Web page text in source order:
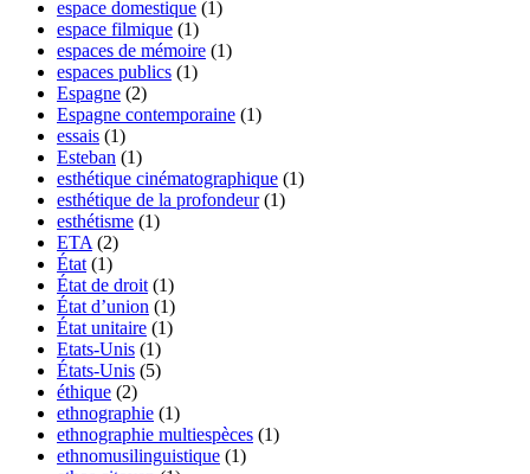
espace domestique (1)
espace filmique (1)
espaces de mémoire (1)
espaces publics (1)
Espagne (2)
Espagne contemporaine (1)
essais (1)
Esteban (1)
esthétique cinématographique (1)
esthétique de la profondeur (1)
esthétisme (1)
ETA (2)
État (1)
État de droit (1)
État d’union (1)
État unitaire (1)
Etats-Unis (1)
États-Unis (5)
éthique (2)
ethnographie (1)
ethnographie multiespèces (1)
ethnomusilinguistique (1)